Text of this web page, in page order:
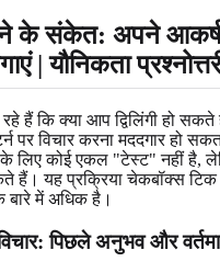
होने के संकेत: अपने
| यौनिकता
हैं कि क्या आप द्विलिंगी हो
पर विचार करना मददगार हो
के लिए कोई एकल "टेस्ट" नहीं है,
हैं। यह प्रक्रिया चेकबॉक्स
बारे में अधिक है।
पिछले अनुभव और